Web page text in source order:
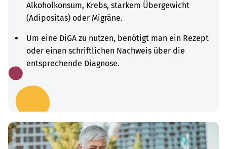
Alkoholkonsum, Krebs, starkem Übergewicht
(Adipositas) oder Migräne.
Um eine DiGA zu nutzen, benötigt man ein Rezept
oder einen schriftlichen Nachweis über die
entsprechende Diagnose.